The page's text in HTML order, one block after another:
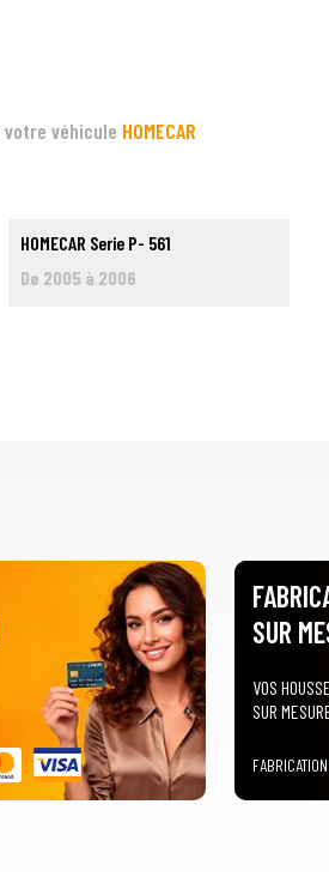
véhicule HOMECAR
HOMECAR Serie P- 561
De 2005 à 2006
SUR
VOS
SUR